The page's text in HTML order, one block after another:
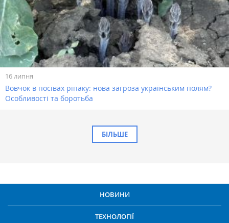
16 липня
Вовчок в посівах ріпаку: нова загроза українським полям?
Особливості та боротьба
БІЛЬШЕ
НОВИНИ
ТЕХНОЛОГІЇ